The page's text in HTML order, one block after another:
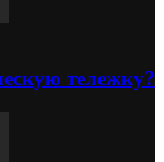
тележку?